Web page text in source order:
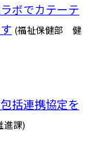
ボでカテーテ
(福祉保健部 健
括連携協定を
課)